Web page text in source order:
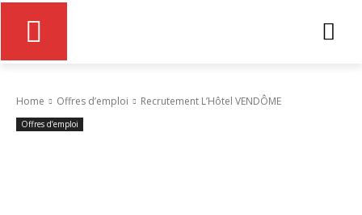
Home Offres d’emploi Recrutement L’Hôtel VENDÔME
Offres d’emploi